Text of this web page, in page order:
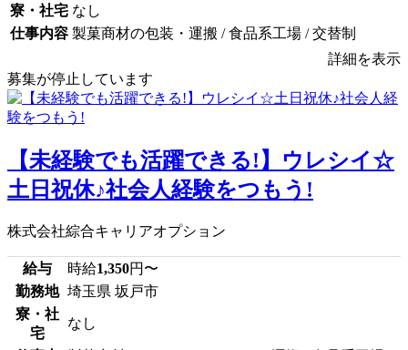
寮・社宅 なし
仕事内容 製菓商材の包装・運搬 / 食品系工場 / 交替制
詳細を表示
募集が停止しています
【未経験でも活躍できる!】ウレシイ☆
土日祝休♪社会人経験をつもう!
株式会社綜合キャリアオプション
給与 時給1,350円〜
勤務地 埼玉県 坂戸市
寮・社
宅
なし